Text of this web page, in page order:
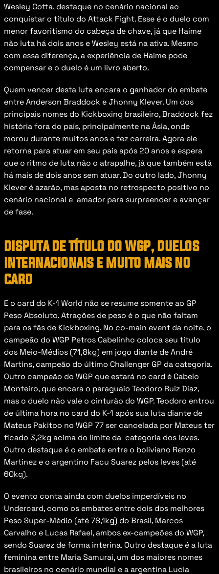
Wesley Cotta, destaque no cenário nacional ao
conquistar o título do Attack Fight. Esse é o duelo com
menor favoritismo do cabeça de chave, já que Haime
não luta há dois anos e Wesley está na ativa. Mesmo
com essa diferença, a experiência de Haime pode
compensar e o duelo é um livro aberto.
Quem vencer desta luta encara o ganhador do embate
entre Anderson Braddock e Jhonny Klever. Um dos
principais nomes do Kickboxing brasileiro, Braddock fez
história fora do país, principalmente na Ásia, onde
morou durante muitos anos e fez carreira. Agora ele
retorna para atuar em seu pais após 20 anos e espera
que o ritmo de luta não o atrapalhe, já que também está
há mais de dois anos sem atuar. Do outro lado, Jhonny
Klever é azarão, mas aposta no retrospecto positivo no
cenário nacional e  amador para surpreender e avançar
de fase.
disputa de título do wgp, duelos
internacionais e muito mais no
card
E o card do K-1 World não se resume somente ao GP
Peso Absoluto. Atrações de peso é o que não faltam
para os fãs de Kickboxing. No co-main event da noite, o
campeão do WGP Petros Cabelinho coloca seu título
dos Meio-Médios (71,8kg) em jogo diante de André
Martins, campeão do último Challenger GP da categoria.
Outro campeão do WGP que estará no card é Cabelo
Monteiro, que encara o paraguaio Teodoro Ruiz Diaz,
mas o duelo não vale o cinturão do WGP. Teodoro entrou
de última hora no card do K-1 após sua luta diante de
Mateus Pakitoo no WGP 77 ser cancelada por Mateus ter
ficado 3,2kg acima do limite da  categoria dos leves.
Outro destaque é o embate entre o boliviano Renzo
Martinez e o argentino Facu Suarez pelos leves (até
60kg).
O evento conta ainda com duelos imperdíveis no
Undercard, como os embates entre dois dos melhores
Peso Super-Médio (até 78,1kg) do Brasil, Marcos
Carvalho e Lucas Rafael, ambos ex-campeões do WGP,
sendo Suarez de forma interina. Outro destaque é a luta
feminina entre Maria Samurai, um dos maiores nomes
brasileiros no cenário mundial e a argentina Lucia